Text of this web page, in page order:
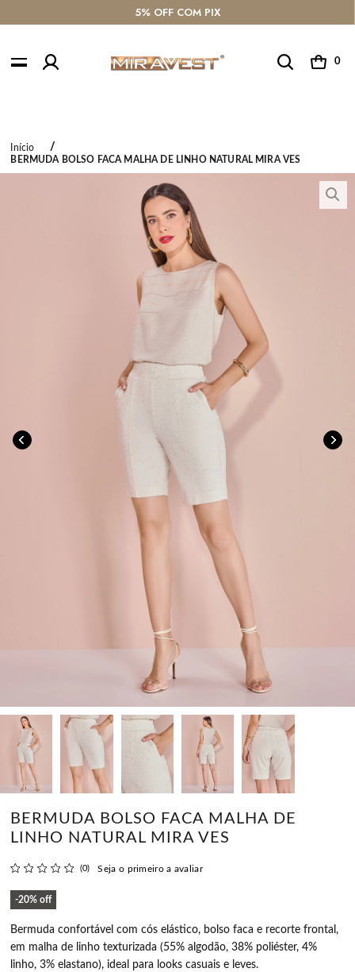
5% OFF COM PIX
0
Início
BERMUDA BOLSO FACA MALHA DE LINHO NATURAL MIRA VES
BERMUDA BOLSO FACA MALHA DE
LINHO NATURAL MIRA VES
(0) Seja o primeiro a avaliar
20% off
Bermuda confortável com cós elástico, bolso faca e recorte frontal,
em malha de linho texturizada (55% algodão, 38% poliéster, 4%
linho, 3% elastano), ideal para looks casuais e leves.